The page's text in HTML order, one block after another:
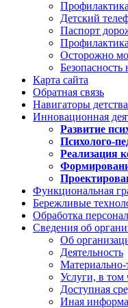
Детский
Паспорт
Осторожно
Безопасность
Карта сайта
Обратная связь
Навигаторы детства
Инновационная
Развитие
Психолого-
Реализация
Функциональная
Бережливые
Обработка
Сведения об
Об
Деятельность
Материально-
Услуги, в том
Доступная
Иная